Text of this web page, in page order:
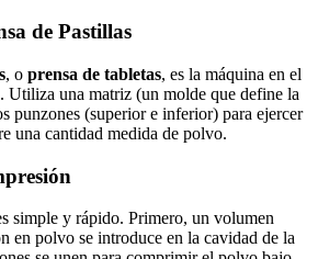
de Pastillas
, o prensa de tabletas, es la máquina en el
Utiliza una matriz (un molde que define la
punzones (superior e inferior) para ejercer
una cantidad medida de polvo.
simple y rápido. Primero, un volumen
en polvo se introduce en la cavidad de la